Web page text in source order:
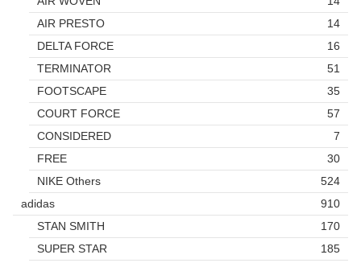
AIR PRESTO
14
DELTA FORCE
16
TERMINATOR
51
FOOTSCAPE
35
COURT FORCE
57
CONSIDERED
7
FREE
30
NIKE Others
524
adidas
910
STAN SMITH
170
SUPER STAR
185